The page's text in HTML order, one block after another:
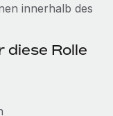
innerhalb des
diese Rolle